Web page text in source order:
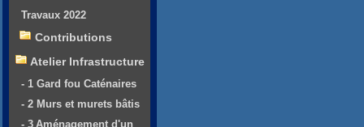
Travaux 2022
Contributions
Atelier Infrastructure
- 1 Gard fou Caténaires
- 2 Murs et murets bâtis
- 3 Aménagement d'un